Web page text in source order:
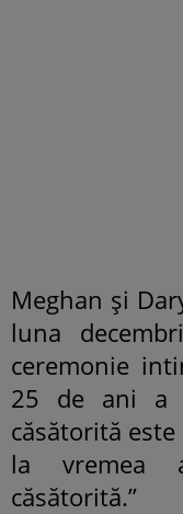
Meghan și
luna
ceremonie
25 de ani a
căsătorită
la vremea
căsătorită.”